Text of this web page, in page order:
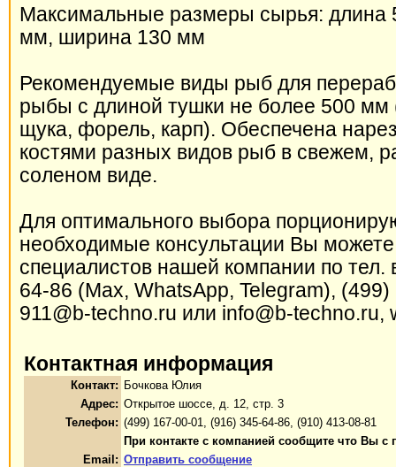
Максимальные размеры сырья: длина
мм, ширина 130 мм
Рекомендуемые виды рыб для
рыбы с длиной тушки не более 500 мм
щука, форель, карп). Обеспечена
костями разных видов рыб в свежем,
соленом виде.
Для оптимального выбора
необходимые консультации Вы можете
специалистов нашей компании по тел.
64-86 (Мах, WhatsApp, Telegram),
911@b-techno.ru или info@b-techno.ru,
Контактная информация
Контакт: Бочкова Юлия
Адрес: Открытое шоссе, д. 12, стр. 3
Телефон: (499) 167-00-01, (916) 345-64-86, (910) 413-08-81
При контакте с компанией сообщите что Вы с
Email: Отправить сообщение